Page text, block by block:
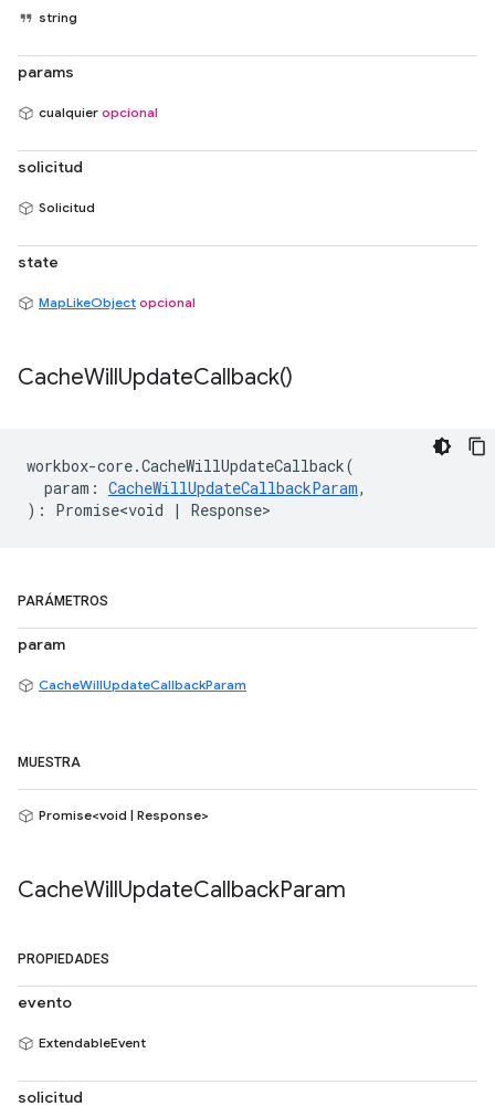
string
params
cualquier opcional
solicitud
Solicitud
state
MapLikeObject opcional
CacheWillUpdateCallback()
workbox-core.CacheWillUpdateCallback(
param : CacheWillUpdateCallbackParam,
) : Promise<void | Response>
PARÁMETROS
param
CacheWillUpdateCallbackParam
MUESTRA
Promise<void | Response>
CacheWillUpdateCallbackParam
PROPIEDADES
evento
ExtendableEvent
solicitud